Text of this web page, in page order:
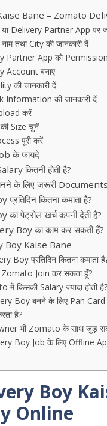
Bane – Zomato
Delivery Partner App पर
तथा City की जानकारी दें
Partner App को
Account बनाए
की जानकारी दें
की जानकारी दें
करें
Size चुनें
पूरी करें
के फायदे
कितनी होती है?
के लिए जरूरी Documents
कितना कमाता है?
पेट्रोल खर्च कंपनी देती है?
Boy का काम कर सकती हैं?
Boy Kaise Bane
Boy प्रतिदिन कितना कमाता
Zomato Join कर सकता हूँ?
किसकी Salary ज्यादा होती है?
Boy बनने के लिए Pan Card
है?
भी Zomato के साथ जुड़
Boy Job के लिए Offline
Boy
Online